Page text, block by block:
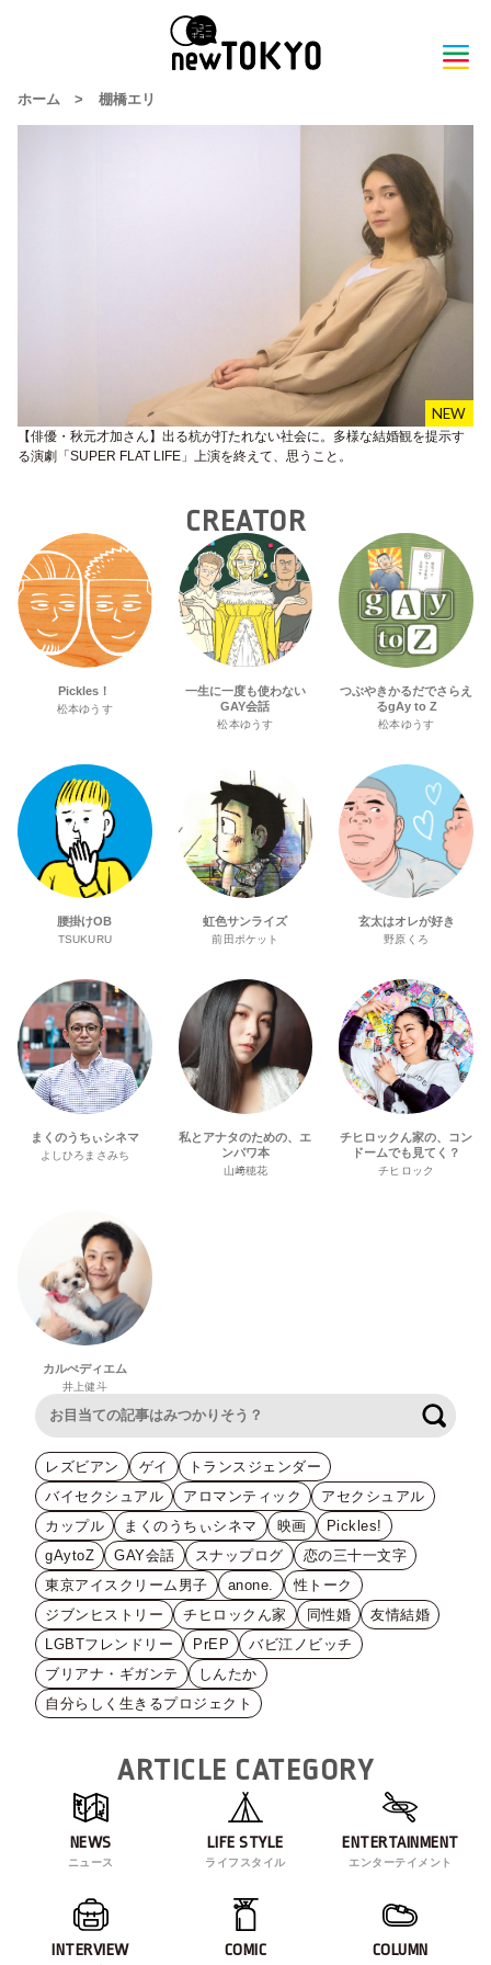
ホーム > 棚橋エリ
【俳優・秋元才加さん】出る杭が打たれない社会に。多様な結婚観を提示す
る演劇「SUPER FLAT LIFE」上演を終えて、思うこと。
CREATOR
Pickles！
松本ゆうす
一生に一度も使わない
GAY会話
松本ゆうす
つぶやきかるだでさらえ
るgAy to Z
松本ゆうす
腰掛けOB
TSUKURU
虹色サンライズ
前田ポケット
玄太はオレが好き
野原くろ
まくのうちぃシネマ
よしひろまさみち
私とアナタのための、エ
ンパワ本
山﨑穂花
チヒロックん家の、コン
ドームでも見てく？
チヒロック
カルぺディエム
井上健斗
レズビアン ゲイ
トランスジェンダー
バイセクシュアル
アロマンティック
アセクシュアル
カップル
まくのうちぃシネマ 映画
Pickles!
gAytoZ
GAY会話 スナップログ
恋の三十一文字
東京アイスクリーム男子
anone.
性トーク
ジブンヒストリー
チヒロックん家 同性婚
友情結婚
LGBTフレンドリー
PrEP
バビ江ノビッチ
ブリアナ・ギガンテ
しんたか
自分らしく生きるプロジェクト
ARTICLE CATEGORY
NEWS
ニュース
LIFE STYLE
ライフスタイル
ENTERTAINMENT
エンターテイメント
INTERVIEW COMIC COLUMN